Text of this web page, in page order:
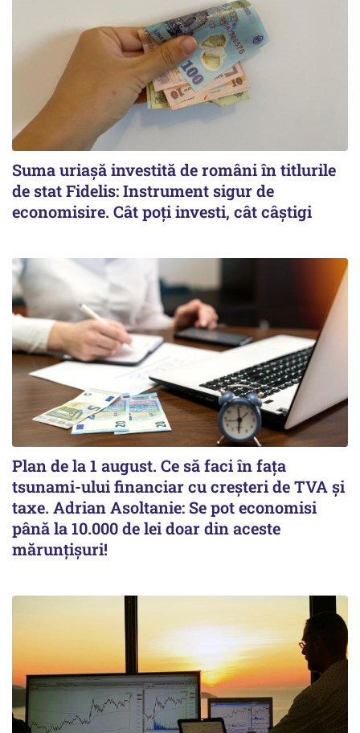
Suma uriașă investită de români în titlurile
de stat Fidelis: Instrument sigur de
economisire. Cât poți investi, cât câștigi
Plan de la 1 august. Ce să faci în fața
tsunami-ului financiar cu creșteri de TVA și
taxe. Adrian Asoltanie: Se pot economisi
până la 10.000 de lei doar din aceste
mărunțișuri!